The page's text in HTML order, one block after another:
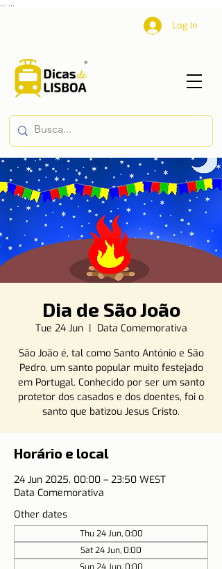
Log In
Dia de São João
Tue 24 Jun
  |
Data Comemorativa
São João é, tal como Santo António e São
Pedro, um santo popular muito festejado
em Portugal. Conhecido por ser um santo
protetor dos casados e dos doentes, foi o
santo que batizou Jesus Cristo.
Horário e local
24 Jun 2025, 00:00 – 23:50 WEST
Data Comemorativa
Other dates
Thu 24 Jun, 0:00
Sat 24 Jun, 0:00